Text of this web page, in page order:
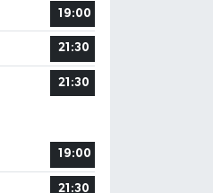
19:00
21:30
21:30
19:00
21:30